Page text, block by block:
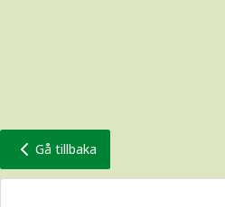
Gå tillbaka